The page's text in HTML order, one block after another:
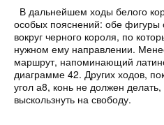
В дальнейшем ходы белого
особых пояснений: обе фигуры
вокруг черного короля, по
нужном ему направлении.
маршрут, напоминающий
диаграмме 42. Других ходов,
угол а8, конь не должен
выскользнуть на свободу.